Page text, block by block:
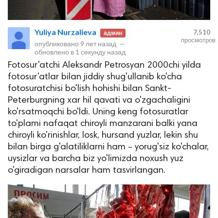
защищены.
Yuliya Nurzalieva админ
опубликовано 9 лет назад —
обновлено в 1 секунду назад
7,510
просмотров
Fotosur'atchi Aleksandr Petrosyan 2000chi yilda
fotosur'atlar bilan jiddiy shug'ullanib ko'cha
fotosuratchisi bo'lish hohishi bilan Sankt-
Peterburgning xar hil qavati va o'zgachaligini
ko'rsatmoqchi bo'ldi. Uning keng fotosuratlar
to'plami nafaqat chiroyli manzarani balki yana
chiroyli ko'rinishlar, losk, hursand yuzlar, lekin shu
bilan birga g'alatiliklarni ham – yorug'siz ko'chalar,
uysizlar va barcha biz yo'limizda noxush yuz
o'giradigan narsalar ham tasvirlangan.